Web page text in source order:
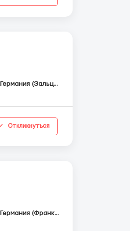
Германия (Зальцгиттер)
Откликнуться
Германия (Франкфурт-на-Майне)